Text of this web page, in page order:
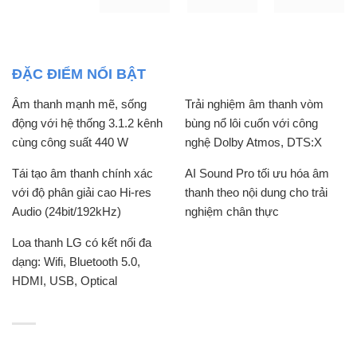
ĐẶC ĐIỂM NỔI BẬT
Âm thanh mạnh mẽ, sống
động với hệ thống 3.1.2 kênh
cùng công suất 440 W
Trải nghiệm âm thanh vòm
bùng nổ lôi cuốn với công
nghệ Dolby Atmos, DTS:X
Tái tạo âm thanh chính xác
với độ phân giải cao Hi-res
Audio (24bit/192kHz)
AI Sound Pro tối ưu hóa âm
thanh theo nội dung cho trải
nghiệm chân thực
Loa thanh LG có kết nối đa
dạng: Wifi, Bluetooth 5.0,
HDMI, USB, Optical